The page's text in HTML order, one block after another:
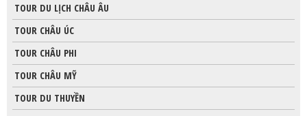
TOUR DU LỊCH CHÂU ÂU
TOUR CHÂU ÚC
TOUR CHÂU PHI
TOUR CHÂU MỸ
TOUR DU THUYỀN